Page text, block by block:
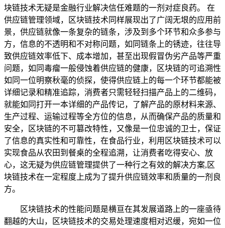
块链技术无疑是金融行业解决信任难题的一剂对症良药。 在
供应链管理领域，区块链技术同样展现出了广阔无垠的应用前
景，供应链就像一条复杂的链条，涉及到多个环节和众多参与
方，信息的不透明和不对称问题，如同链条上的锈迹，往往导
致供应链效率低下、成本增加，甚至出现假冒伪劣产品等严重
问题，如同毒瘤一般侵蚀着供应链的健康，区块链的可追溯性
如同一位明察秋毫的侦探，使得供应链上的每一个环节都能被
详细记录和精准追踪，消费者只需轻轻扫描产品上的二维码，
就能如同打开一本详细的产品传记，了解产品的原材料来源、
生产过程、运输过程等全方位的信息，从而确保产品的质量和
安全，区块链的不可篡改特性，又像是一位忠诚的卫士，保证
了信息的真实性和可靠性，在食品行业，利用区块链技术可以
实现食品从农田到餐桌的全程追溯，让消费者吃得安心、放
心，这无疑为供应链管理提供了一种行之有效的解决方案,区
块链技术在一定程度上成为了提升供应链效率和质量的一剂良
方。
区块链技术的性能问题是横亘在其发展道路上的一座亟待
翻越的大山，区块链技术的交易处理速度相对迟缓，宛如一位